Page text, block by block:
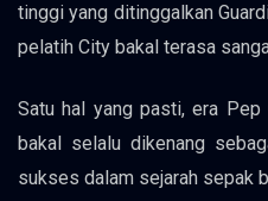
tinggi yang ditinggalkan
pelatih City bakal terasa
Satu hal yang pasti, era
bakal selalu dikenang
sukses dalam sejarah sepak